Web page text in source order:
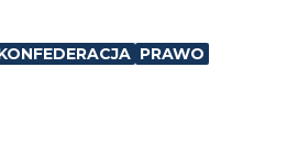
PRAWO